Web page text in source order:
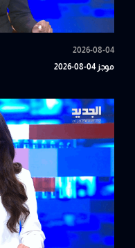
2026-08-04
موجز 04-08-2026